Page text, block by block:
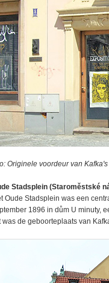
Originele voordeur van
Stadsplein (Staroměstské
Oude Stadsplein was een
1896 in dům U minuty,
was de geboorteplaats van